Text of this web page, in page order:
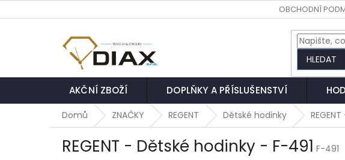
na
OBCHODNÍ
HLEDAT
AKČNÍ ZBOŽÍ DOPLŇKY A PŘÍSLUŠENSTVÍ
Domů ZNAČKY REGENT Dětské hodinky
REGENT - Dětské hodinky - F-491 F-491